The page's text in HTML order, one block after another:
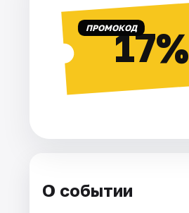
Рейтинги
ПРОМОКОД17%
О событии